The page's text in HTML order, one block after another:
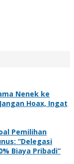
Nenek ke
Hoax, Ingat
Pemilihan
“Delegasi
Biaya Pribadi”